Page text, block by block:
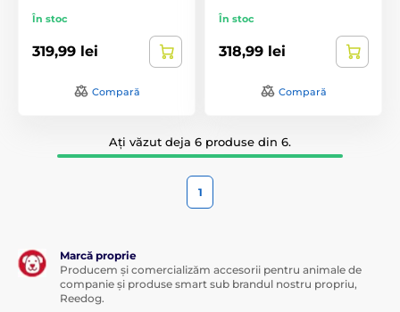
În stoc
319,99 lei
Compară
În stoc
318,99 lei
Compară
Ați văzut deja 6 produse din 6.
1
Marcă proprie
Producem și comercializăm accesorii pentru animale de
companie și produse smart sub brandul nostru propriu,
Reedog.